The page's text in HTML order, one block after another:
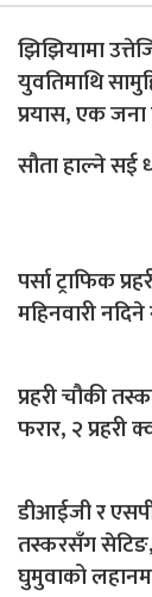
झिझियामा
युवतिमाथि
प्रयास, एक जना
सौता हाल्ने सई
पर्सा ट्राफिक
महिनवारी
प्रहरी चौकी
फरार, २ प्रहरी
डीआईजी र
तस्करसँग
घुमुवाको